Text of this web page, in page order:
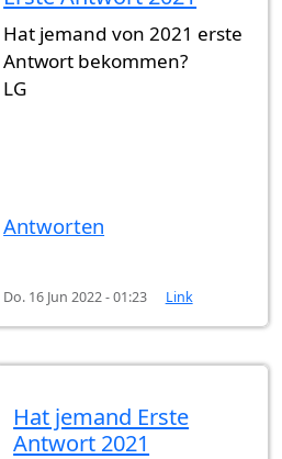
Hat jemand von 2021 erste
Antwort bekommen?
LG
Antworten
Do. 16 Jun 2022 - 01:23 Link
Hat jemand Erste
Antwort 2021